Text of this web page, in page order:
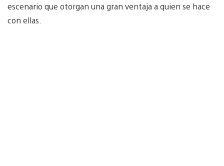
escenario que otorgan una gran ventaja a quien se hace
con ellas.